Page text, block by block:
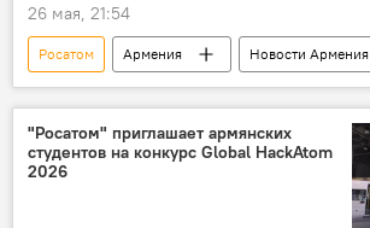
26 мая, 21:54
Росатом Армения
Новости Армения
Россия
"Росатом" приглашает армянских
студентов на конкурс Global HackAtom
2026